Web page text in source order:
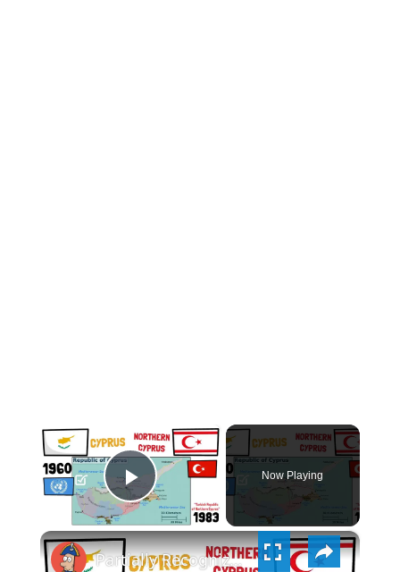
×
PLAY
VIDEO
Now Playing
×
Partially Recognized Countries of the World